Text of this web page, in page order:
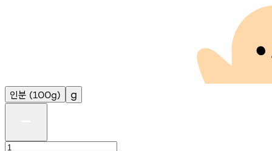
인분 (100g) g